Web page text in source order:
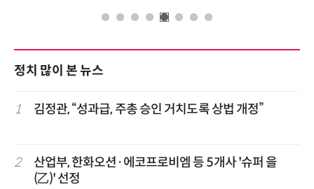
정치 많이 본 뉴스
1 김정관, “성과급, 주총 승인 거치도록 상법 개정”
2
산업부, 한화오션·에코프로비엠 등 5개사 '슈퍼 을
(乙)' 선정